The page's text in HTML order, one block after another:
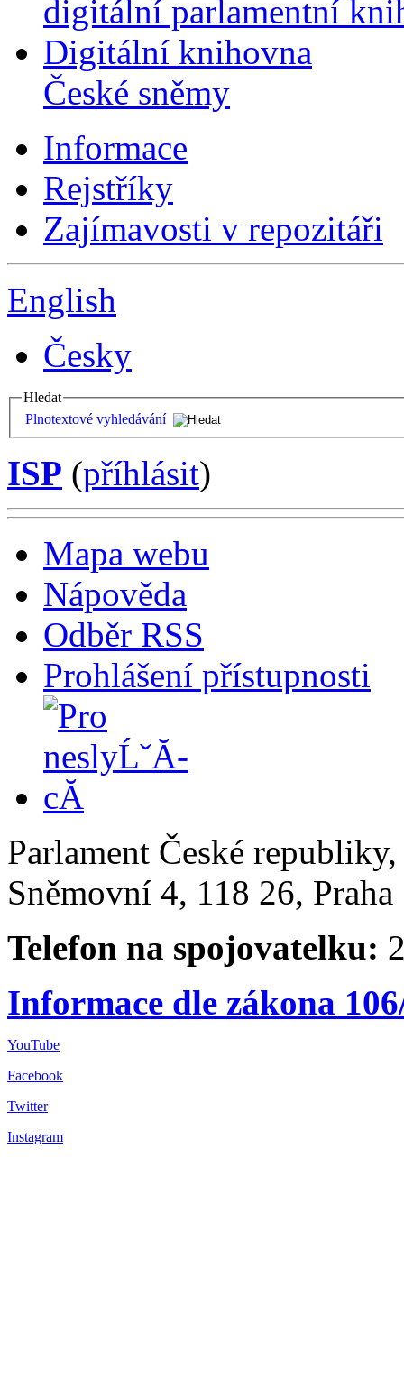
digitální parlamentní
Digitální knihovna
České sněmy
Informace
Rejstříky
Zajímavosti v repozitáři
English
Česky
Hledat
Plnotextové vyhledávání
ISP (příhlásit)
Mapa webu
Nápověda
Odběr RSS
Prohlášení přístupnosti
Parlament České
Sněmovní 4, 118 26,
Telefon na spojovatelku:
Informace dle zákona
YouTube
Facebook
Twitter
Instagram